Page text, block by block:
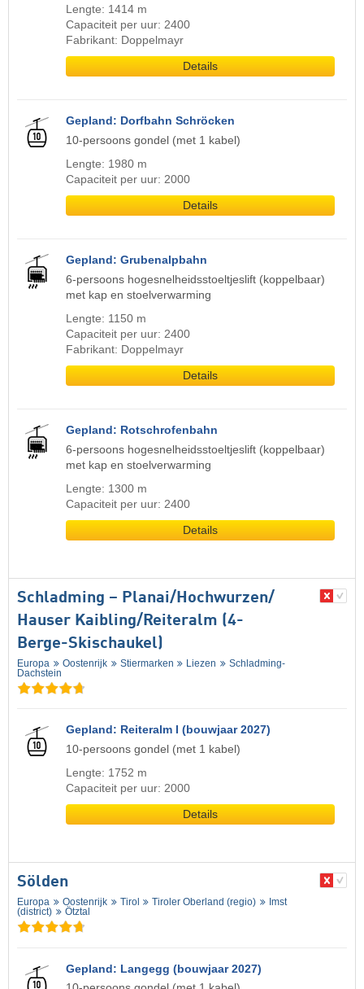
Lengte: 1414 m
Capaciteit per uur: 2400
Fabrikant: Doppelmayr
Details
Gepland: Dorfbahn Schröcken
10-persoons gondel (met 1 kabel)
Lengte: 1980 m
Capaciteit per uur: 2000
Details
Gepland: Grubenalpbahn
6-persoons hogesnelheidsstoeltjeslift (koppelbaar)
met kap en stoelverwarming
Lengte: 1150 m
Capaciteit per uur: 2400
Fabrikant: Doppelmayr
Details
Gepland: Rotschrofenbahn
6-persoons hogesnelheidsstoeltjeslift (koppelbaar)
met kap en stoelverwarming
Lengte: 1300 m
Capaciteit per uur: 2400
Details
Schladming – Planai/​Hochwurzen/​
Hauser Kaibling/​Reiteralm (4-
Berge-Skischaukel)
Europa Oostenrijk Stiermarken Liezen
Schladming-
Dachstein
Gepland: Reiteralm I (bouwjaar 2027)
10-persoons gondel (met 1 kabel)
Lengte: 1752 m
Capaciteit per uur: 2000
Details
Sölden
Europa Oostenrijk Tirol Tiroler Oberland (regio)
Imst
(district)
Ötztal
Gepland: Langegg (bouwjaar 2027)